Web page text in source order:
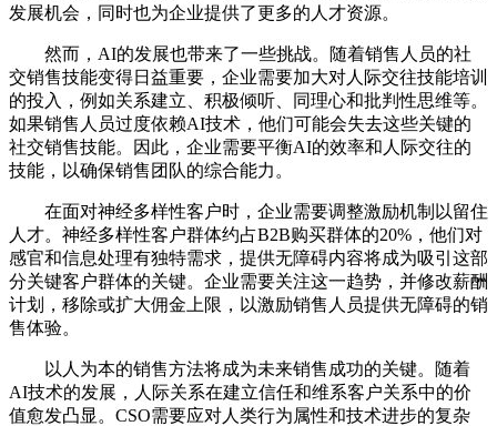
发展机会，同时也为企业提供了更多的人才资源。
然而，AI的发展也带来了一些挑战。随着销售人员的社
交销售技能变得日益重要，企业需要加大对人际交往技能培训
的投入，例如关系建立、积极倾听、同理心和批判性思维等。
如果销售人员过度依赖AI技术，他们可能会失去这些关键的
社交销售技能。因此，企业需要平衡AI的效率和人际交往的
技能，以确保销售团队的综合能力。
在面对神经多样性客户时，企业需要调整激励机制以留住
人才。神经多样性客户群体约占B2B购买群体的20%，他们对
感官和信息处理有独特需求，提供无障碍内容将成为吸引这部
分关键客户群体的关键。企业需要关注这一趋势，并修改薪酬
计划，移除或扩大佣金上限，以激励销售人员提供无障碍的销
售体验。
以人为本的销售方法将成为未来销售成功的关键。随着
AI技术的发展，人际关系在建立信任和维系客户关系中的价
值愈发凸显。CSO需要应对人类行为属性和技术进步的复杂